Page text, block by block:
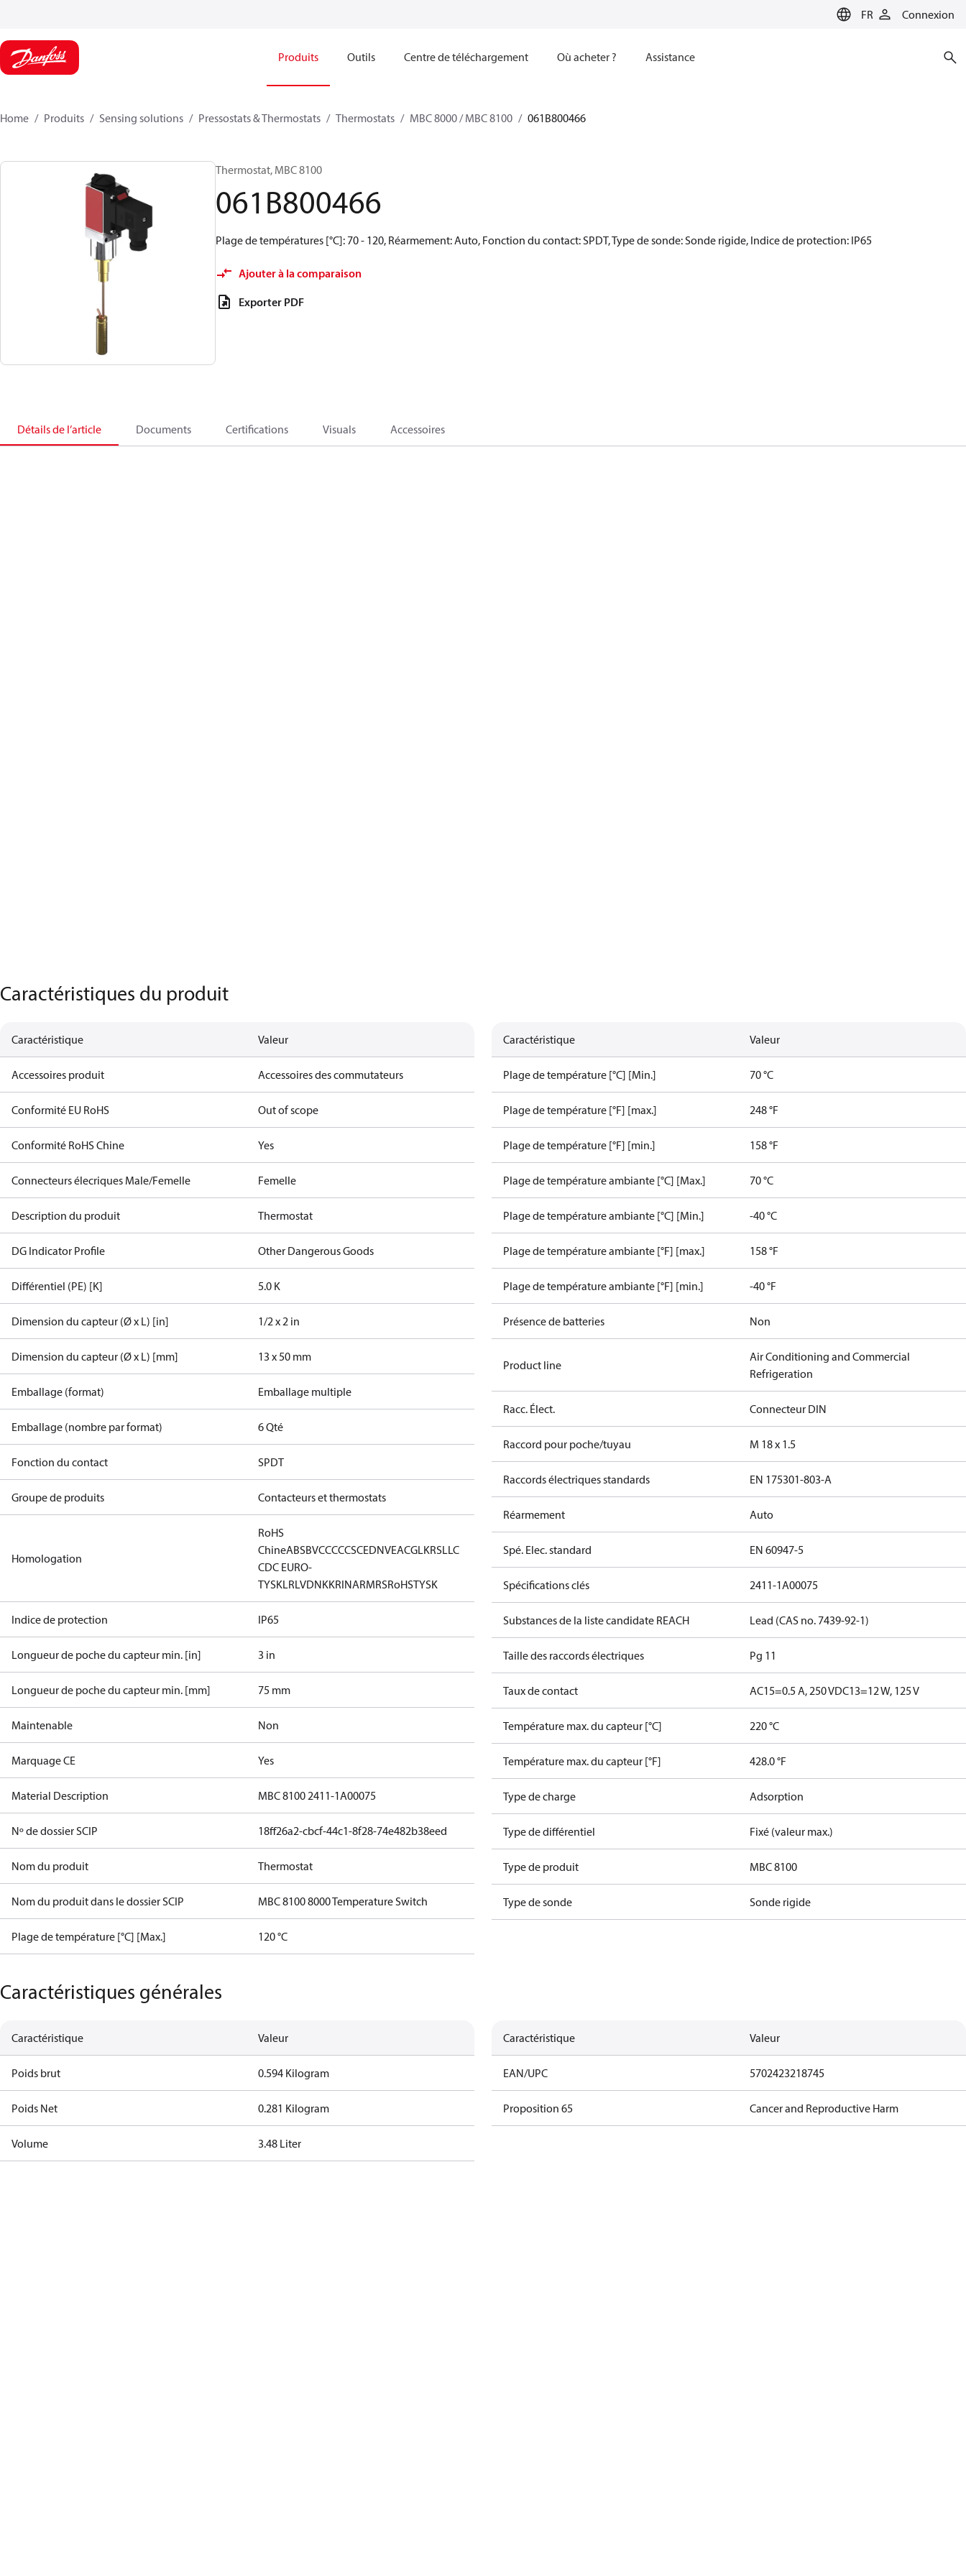
FR Connexion
Produits Outils Centre de téléchargement Où acheter ? Assistance
Home Produits Sensing solutions Pressostats & Thermostats Thermostats MBC 8000 / MBC 8100 061B800466
Thermostat, MBC 8100
061B800466
Plage de températures [°C]: 70 - 120, Réarmement: Auto, Fonction du contact: SPDT, Type de sonde: Sonde rigide, Indice de protection: IP65
Ajouter à la comparaison
Exporter PDF
Détails de l’article Documents Certifications Visuals Accessoires
Caractéristiques du produit
Caractéristique Valeur
Accessoires produit Accessoires des commutateurs
Conformité EU RoHS Out of scope
Conformité RoHS Chine Yes
Connecteurs élecriques Male/Femelle Femelle
Description du produit Thermostat
DG Indicator Profile Other Dangerous Goods
Différentiel (PE) [K] 5.0 K
Dimension du capteur (Ø x L) [in] 1/2 x 2 in
Dimension du capteur (Ø x L) [mm] 13 x 50 mm
Emballage (format) Emballage multiple
Emballage (nombre par format) 6 Qté
Fonction du contact SPDT
Groupe de produits Contacteurs et thermostats
Homologation
RoHS
ChineABSBVCCCCCSCEDNVEACGLKRSLLC
CDC EURO-
TYSKLRLVDNKKRINARMRSRoHSTYSK
Indice de protection IP65
Longueur de poche du capteur min. [in] 3 in
Longueur de poche du capteur min. [mm] 75 mm
Maintenable Non
Marquage CE Yes
Material Description MBC 8100 2411-1A00075
Nº de dossier SCIP 18ff26a2-cbcf-44c1-8f28-74e482b38eed
Nom du produit Thermostat
Nom du produit dans le dossier SCIP MBC 8100 8000 Temperature Switch
Plage de température [°C] [Max.] 120 °C
Caractéristique Valeur
Plage de température [°C] [Min.] 70 °C
Plage de température [°F] [max.] 248 °F
Plage de température [°F] [min.] 158 °F
Plage de température ambiante [°C] [Max.] 70 °C
Plage de température ambiante [°C] [Min.] -40 °C
Plage de température ambiante [°F] [max.] 158 °F
Plage de température ambiante [°F] [min.] -40 °F
Présence de batteries Non
Product line
Air Conditioning and Commercial
Refrigeration
Racc. Élect. Connecteur DIN
Raccord pour poche/tuyau M 18 x 1.5
Raccords électriques standards EN 175301-803-A
Réarmement Auto
Spé. Elec. standard EN 60947-5
Spécifications clés 2411-1A00075
Substances de la liste candidate REACH Lead (CAS no. 7439-92-1)
Taille des raccords électriques Pg 11
Taux de contact AC15=0.5 A, 250 VDC13=12 W, 125 V
Température max. du capteur [°C] 220 °C
Température max. du capteur [°F] 428.0 °F
Type de charge Adsorption
Type de différentiel Fixé (valeur max.)
Type de produit MBC 8100
Type de sonde Sonde rigide
Caractéristiques générales
Caractéristique Valeur
Poids brut 0.594 Kilogram
Poids Net 0.281 Kilogram
Volume 3.48 Liter
Caractéristique Valeur
EAN/UPC 5702423218745
Proposition 65 Cancer and Reproductive Harm